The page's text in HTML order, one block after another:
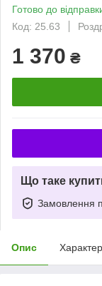
Готово до
Код: 25.63
1 370 ₴
Що таке
Замовлення
Опис